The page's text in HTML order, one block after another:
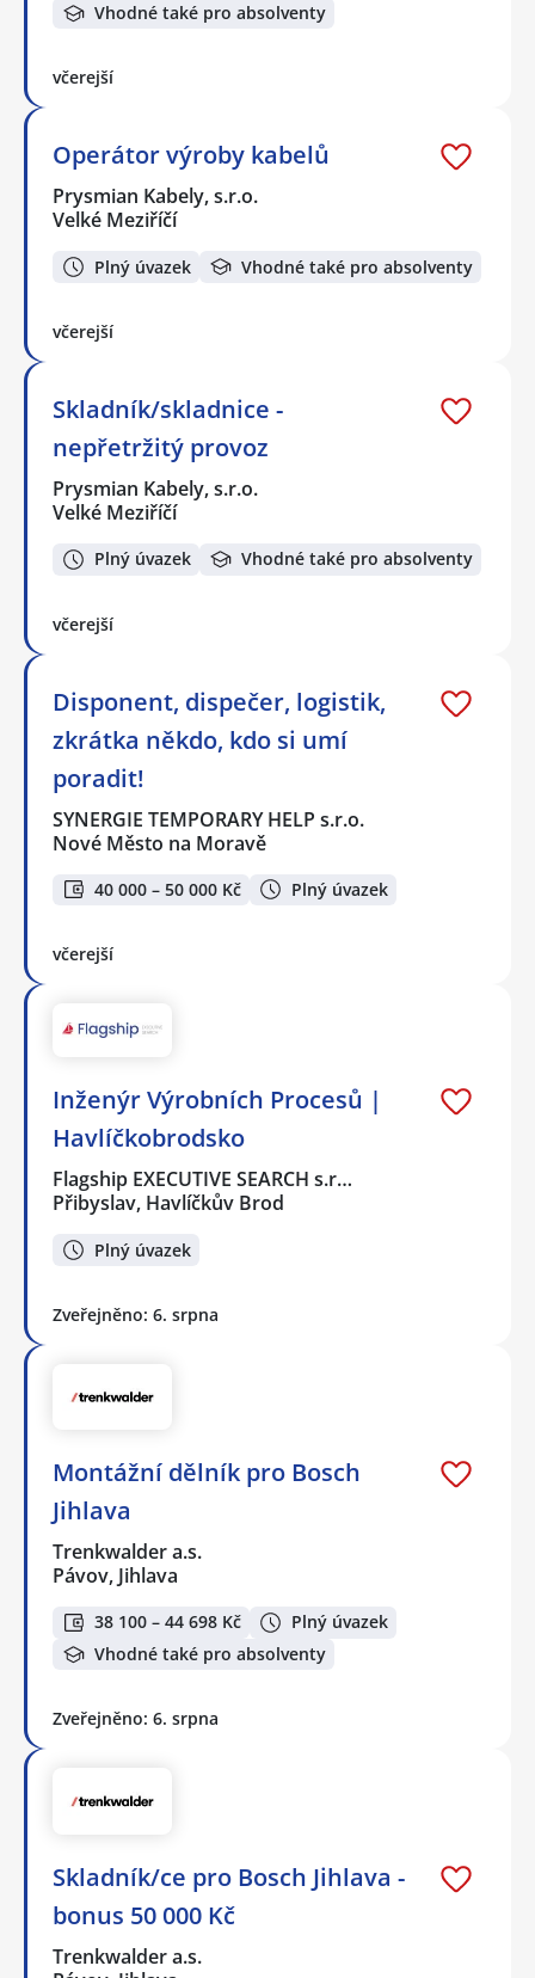
Vhodné také pro absolventy
včerejší
Operátor výroby kabelů
Prysmian Kabely, s.r.o.
Velké Meziříčí
Plný úvazek Vhodné také pro absolventy
včerejší
Skladník/skladnice -
nepřetržitý provoz
Prysmian Kabely, s.r.o.
Velké Meziříčí
Plný úvazek Vhodné také pro absolventy
včerejší
Disponent, dispečer, logistik,
zkrátka někdo, kdo si umí
poradit!
SYNERGIE TEMPORARY HELP s.r.o.
Nové Město na Moravě
40 000 – 50 000 Kč Plný úvazek
včerejší
Inženýr Výrobních Procesů |
Havlíčkobrodsko
Flagship EXECUTIVE SEARCH s.r…
Přibyslav, Havlíčkův Brod
Plný úvazek
Zveřejněno: 6. srpna
Montážní dělník pro Bosch
Jihlava
Trenkwalder a.s.
Pávov, Jihlava
38 100 – 44 698 Kč
Plný úvazek
Vhodné také pro absolventy
Zveřejněno: 6. srpna
Skladník/ce pro Bosch Jihlava -
bonus 50 000 Kč
Trenkwalder a.s.